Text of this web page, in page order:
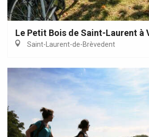
Le Petit Bois de Saint-Laurent à
Saint-Laurent-de-Brèvedent